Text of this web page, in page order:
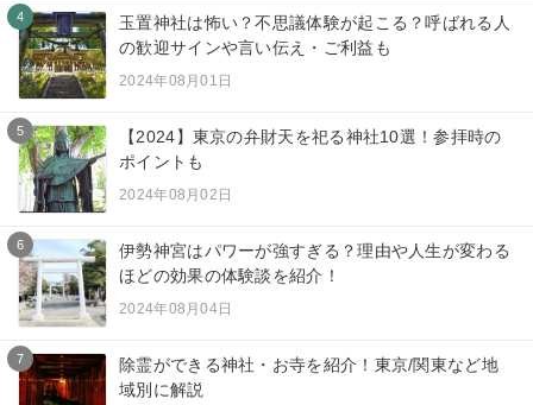
4
玉置神社は怖い？不思議体験が起こる？呼ばれる人
の歓迎サインや言い伝え・ご利益も
2024年08月01日
5
【2024】東京の弁財天を祀る神社10選！参拝時の
ポイントも
2024年08月02日
6
伊勢神宮はパワーが強すぎる？理由や人生が変わる
ほどの効果の体験談を紹介！
2024年08月04日
7
除霊ができる神社・お寺を紹介！東京/関東など地
域別に解説